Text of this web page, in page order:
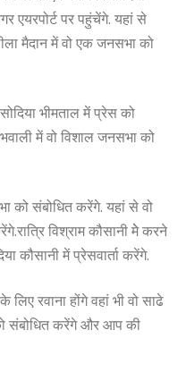
एयरपोर्ट पर पहुंचेंगे. यहां से
मैदान में वो एक जनसभा को
भीमताल में प्रेस को
में वो विशाल जनसभा को
को संबोधित करेंगे. यहां से वो
विश्राम कौसानी मेे करने
कौसानी में प्रेसवार्ता करेंगे.
रवाना होंगे वहां भी वो साढे
संबोधित करेंगे और आप की